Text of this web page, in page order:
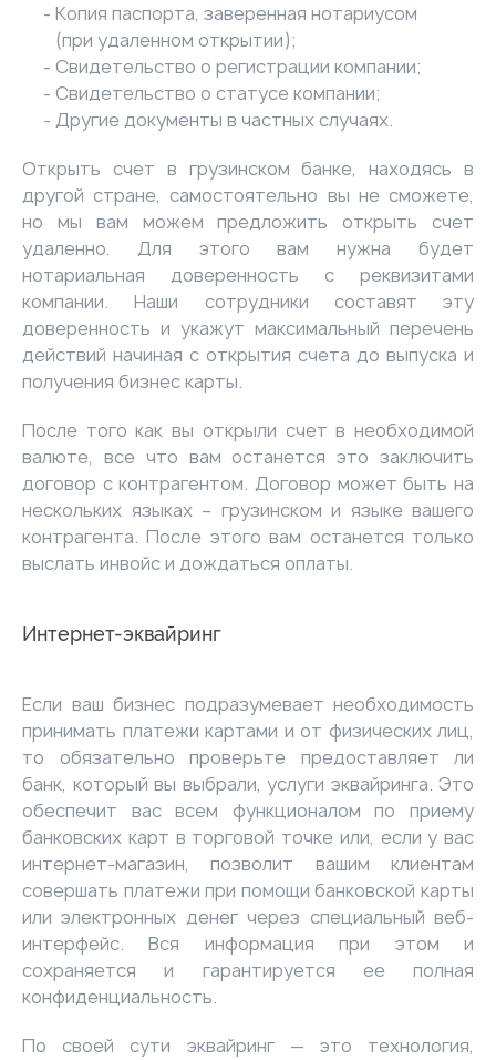
Копия паспорта, заверенная нотариусом
(при удаленном открытии);
Свидетельство о регистрации компании;
Свидетельство о статусе компании;
Другие документы в частных случаях.
Открыть счет в грузинском банке, находясь в
другой стране, самостоятельно вы не сможете,
но мы вам можем предложить открыть счет
удаленно. Для этого вам нужна будет
нотариальная доверенность с реквизитами
компании. Наши сотрудники составят эту
доверенность и укажут максимальный перечень
действий начиная с открытия счета до выпуска и
получения бизнес карты.
После того как вы открыли счет в необходимой
валюте, все что вам останется это заключить
договор с контрагентом. Договор может быть на
нескольких языках – грузинском и языке вашего
контрагента. После этого вам останется только
выслать инвойс и дождаться оплаты.
Интернет-эквайринг
Если ваш бизнес подразумевает необходимость
принимать платежи картами и от физических лиц,
то обязательно проверьте предоставляет ли
банк, который вы выбрали, услуги эквайринга. Это
обеспечит вас всем функционалом по приему
банковских карт в торговой точке или, если у вас
интернет-магазин, позволит вашим клиентам
совершать платежи при помощи банковской карты
или электронных денег через специальный веб-
интерфейс. Вся информация при этом и
сохраняется и гарантируется ее полная
конфиденциальность.
По своей сути эквайринг — это технология,